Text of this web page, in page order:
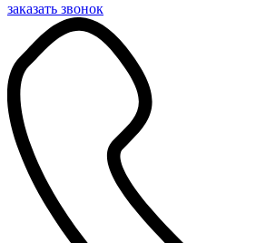
заказать звонок